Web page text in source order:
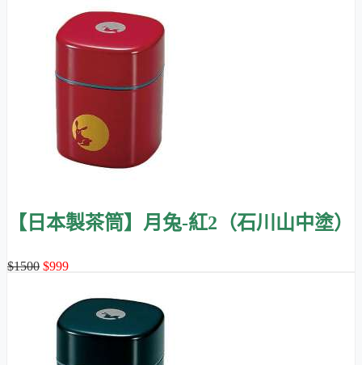
【日本製茶筒】月兔-紅2（石川山中塗）
$1500 $999